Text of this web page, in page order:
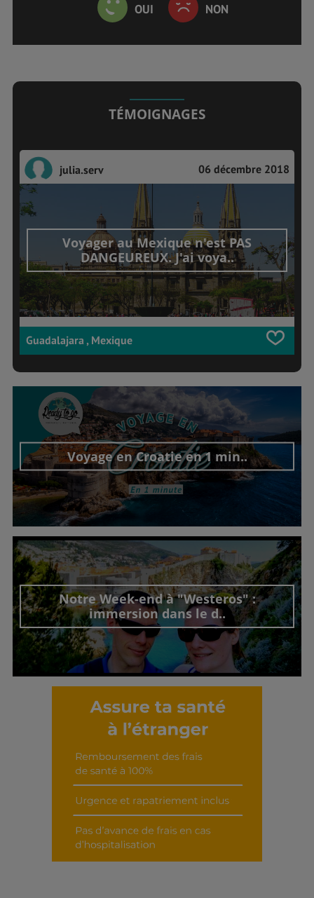
OUI NON
TÉMOIGNAGES
julia.serv 06 décembre 2018
Voyager au Mexique n'est PAS
DANGEUREUX. J'ai voya..
Guadalajara , Mexique
Voyage en Croatie en 1 min..
Découvrir cet interview
Notre Week-end à "Westeros" :
immersion dans le d..
Découvrir cet interview